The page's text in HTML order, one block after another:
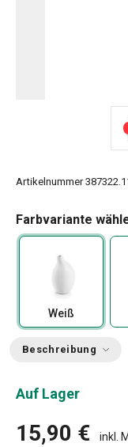
Artikelnummer
Farbvariante
Weiß
Beschreibung
Auf Lager
15,90 € inkl.